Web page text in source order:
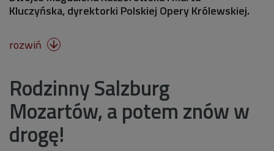
Kluczyńska, dyrektorki Polskiej Opery Królewskiej.
rozwiń 
Rodzinny Salzburg
Mozartów, a potem znów w
drogę!